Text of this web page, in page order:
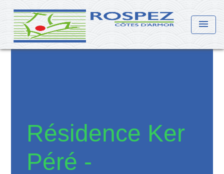
menu
Résidence Ker
Péré -